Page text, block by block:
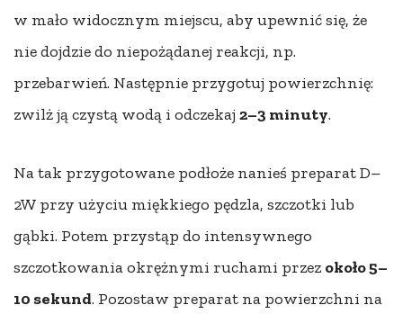
w mało widocznym miejscu, aby upewnić się, że
nie dojdzie do niepożądanej reakcji, np.
przebarwień. Następnie przygotuj powierzchnię:
zwilż ją czystą wodą i odczekaj 2–3 minuty.
Na tak przygotowane podłoże nanieś preparat D–
2W przy użyciu miękkiego pędzla, szczotki lub
gąbki. Potem przystąp do intensywnego
szczotkowania okrężnymi ruchami przez około 5–
10 sekund. Pozostaw preparat na powierzchni na